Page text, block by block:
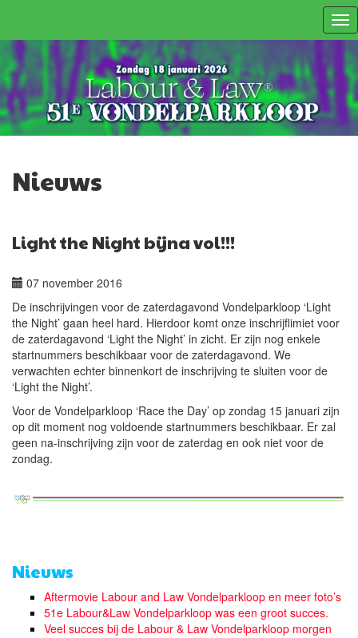
Nieuws
Light the Night bijna vol!!!
07 november 2016
De inschrijvingen voor de zaterdagavond Vondelparkloop ‘Light
the Night’ gaan heel hard. Hierdoor komt onze inschrijflimiet voor
de zaterdagavond ‘Light the Night’ in zicht. Er zijn nog enkele
startnummers beschikbaar voor de zaterdagavond. We
verwachten echter binnenkort de inschrijving te sluiten voor de
‘Light the Night’.
Voor de Vondelparkloop ‘Race the Day’ op zondag 15 januari zijn
op dit moment nog voldoende startnummers beschikbaar. Er zal
geen na-inschrijving zijn voor de zaterdag en ook niet voor de
zondag.
Nieuws
Aftermovie Labour and Law Vondelparkloop en meer foto’s
51e Labour&Law Vondelparkloop was een groot succes.
Veel succes bij de Labour & Law Vondelparkloop morgen